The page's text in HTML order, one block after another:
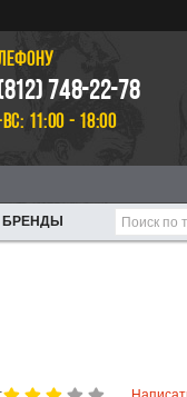
748-22-78
11:00 - 18:00
БРЕНДЫ